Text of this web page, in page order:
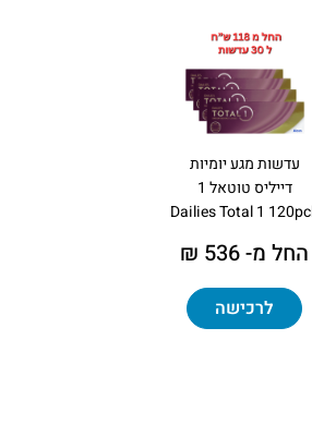
עדשות מגע יומיות
דייליס טוטאל 1
Dailies Total 1
החל מ- 536 ₪
לרכישה